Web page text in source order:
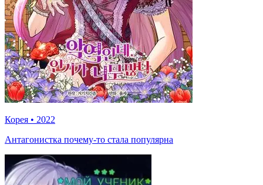
Корея • 2022
Антагонистка почему-то стала популярна